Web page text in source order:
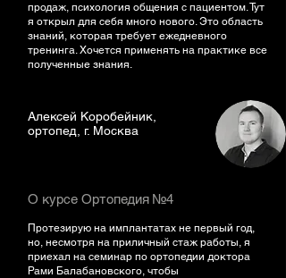
продаж, психология общения с пациентом. Тут
я открыл для себя много нового. Это область
знаний, которая требует ежедневного
тренинга. Хочется применять на практике все
полученные знания.
Алексей Коробейник,
ортопед, г. Москва
О курсе Ортопедия №4
Протезирую на имплантатах не первый год,
но, несмотря на приличный стаж работы, я
приехал на семинар по ортопедии доктора
Рами Балабановского, чтобы